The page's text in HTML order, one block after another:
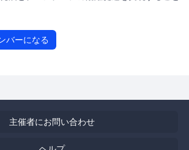
バーになる
主催者にお問い合わせ